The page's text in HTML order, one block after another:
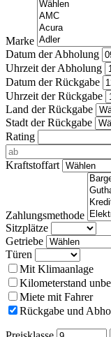
Marke
Datum der Abholung
Uhrzeit der Abholung
Datum der Rückgabe
Uhrzeit der Rückgabe
Land der Rückgabe
Stadt der Rückgabe
Rating
Kraftstoffart
Zahlungsmethode
Sitzplätze
Getriebe
Türen
Mit Klimaanlage
Kilometerstand
Miete mit Fahrer
Rückgabe und